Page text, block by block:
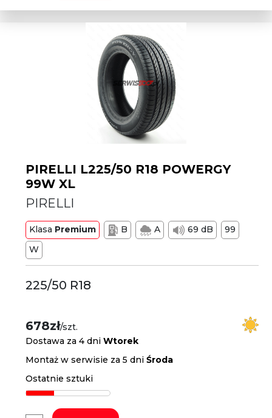
PIRELLI L225/50 R18 POWERGY
99W XL
PIRELLI
Klasa Premium B A 69 dB
99
W
225/50 R18
678zł/szt.
Dostawa za 4 dniWtorek
Montaż w serwisie za 5 dniŚroda
Ostatnie sztuki